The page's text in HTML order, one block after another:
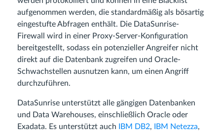
aufgenommen werden, die standardmäßig als bösartig
eingestufte Abfragen enthält. Die DataSunrise-
Firewall wird in einer Proxy-Server-Konfiguration
bereitgestellt, sodass ein potenzieller Angreifer nicht
direkt auf die Datenbank zugreifen und Oracle-
Schwachstellen ausnutzen kann, um einen Angriff
durchzuführen.
DataSunrise unterstützt alle gängigen Datenbanken
und Data Warehouses, einschließlich Oracle oder
Exadata. Es unterstützt auch
IBM DB2, IBM Netezza,